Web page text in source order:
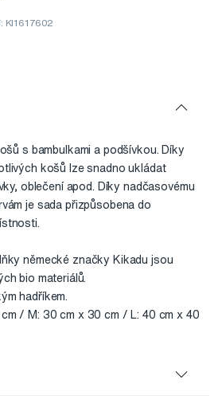
KI1617602
s bambulkami a podšívkou. Díky
košů lze snadno ukládat
oblečení apod. Díky nadčasovému
je sada přizpůsobena do
německé značky Kikadu jsou
bio materiálů.
hadříkem.
cm / M: 30 cm x 30 cm / L: 40 cm x 40